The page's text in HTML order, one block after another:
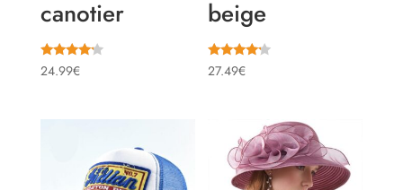
canotier
Note
4.00
24.99€
beige
Note
4.00
27.49€